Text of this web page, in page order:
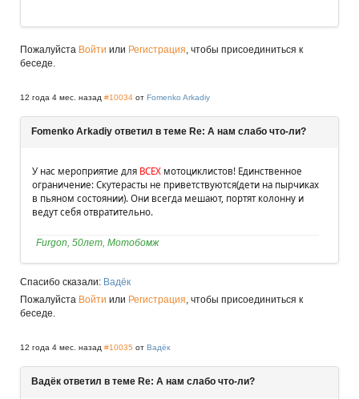
Пожалуйста Войти или Регистрация , чтобы присоединиться к
беседе.
12 года 4 мес. назад #10034 от Fomenko Arkadiy
Fomenko Arkadiy ответил в теме Re: А нам слабо что-ли?
У нас мероприятие для ВСЕХ мотоциклистов! Единственное
ограничение: Скутерасты не приветствуются(дети на пырчиках
в пьяном состоянии). Они всегда мешают, портят колонну и
ведут себя отвратительно.
Furgon, 50лет, Мотобомж
Спасибо сказали: Вадёк
Пожалуйста Войти или Регистрация , чтобы присоединиться к
беседе.
12 года 4 мес. назад #10035 от Вадёк
Вадёк ответил в теме Re: А нам слабо что-ли?